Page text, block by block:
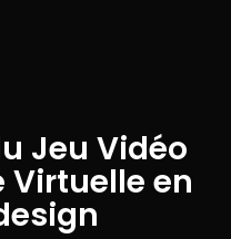
Jeu Vidéo
Virtuelle en